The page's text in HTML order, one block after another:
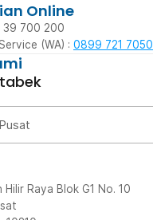
Online
39 700 200
(WA) : 0899 721 7050
Hilir Raya Blok G1 No. 10